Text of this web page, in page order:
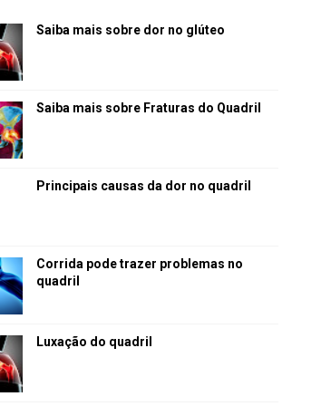
Saiba mais sobre dor no glúteo
Saiba mais sobre Fraturas do Quadril
Principais causas da dor no quadril
Corrida pode trazer problemas no
quadril
Luxação do quadril